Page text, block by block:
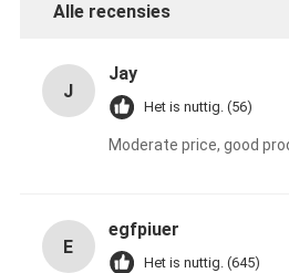
Alle recensies
J
Jay
Het is nuttig. (56)
Moderate price, good
E
egfpiuer
Het is nuttig. (645)